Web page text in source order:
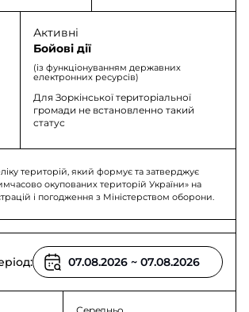
Активні
Бойові дії
(із функціонуванням державних
електронних ресурсів)
Для Зоркінської територіальної
громади не встановленно такий
статус
територій, який формує та затверджує
окупованих територій України» на
і погодження з Міністерством оборони.